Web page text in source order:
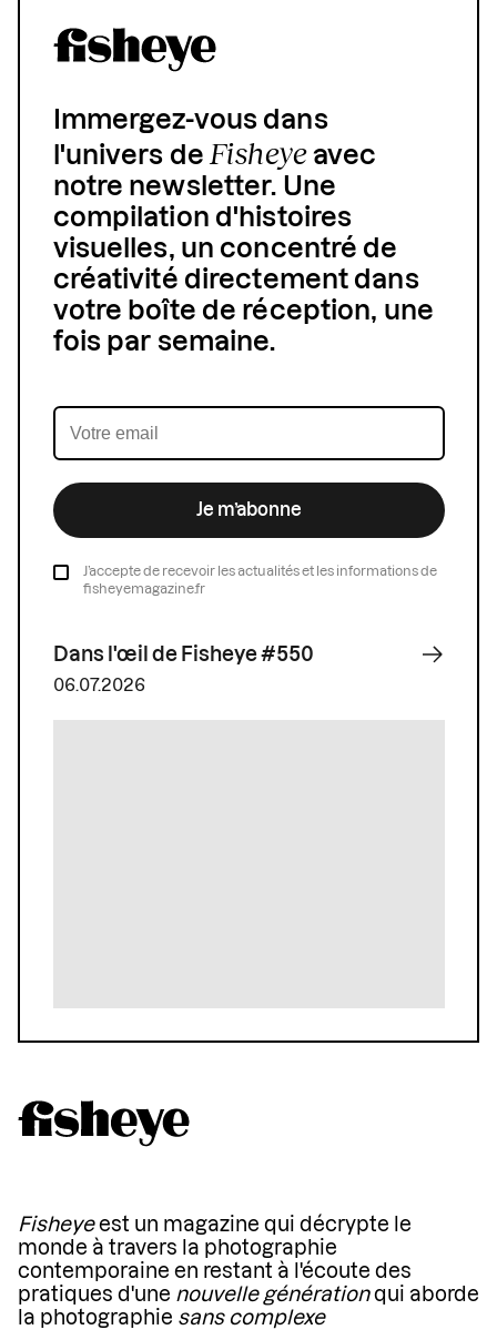
Immergez-vous dans
l'univers deFisheyeavec
notre newsletter. Une
compilation d'histoires
visuelles, un concentré de
créativité directement dans
votre boîte de réception, une
fois par semaine.
Je m’abonne
J’accepte de recevoir les actualités et les informations de
fisheyemagazine.fr
Dans l'œil de Fisheye #550
06.07.2026
Fisheyeest un magazine qui décrypte le
monde à travers la photographie
contemporaine en restant à l'écoute des
pratiques d'une nouvelle générationqui aborde
la photographie sans complexe